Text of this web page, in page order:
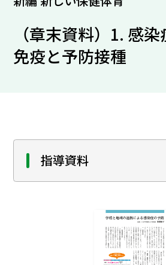
（章末資料）1. 感
免疫と予防接種
指導資料